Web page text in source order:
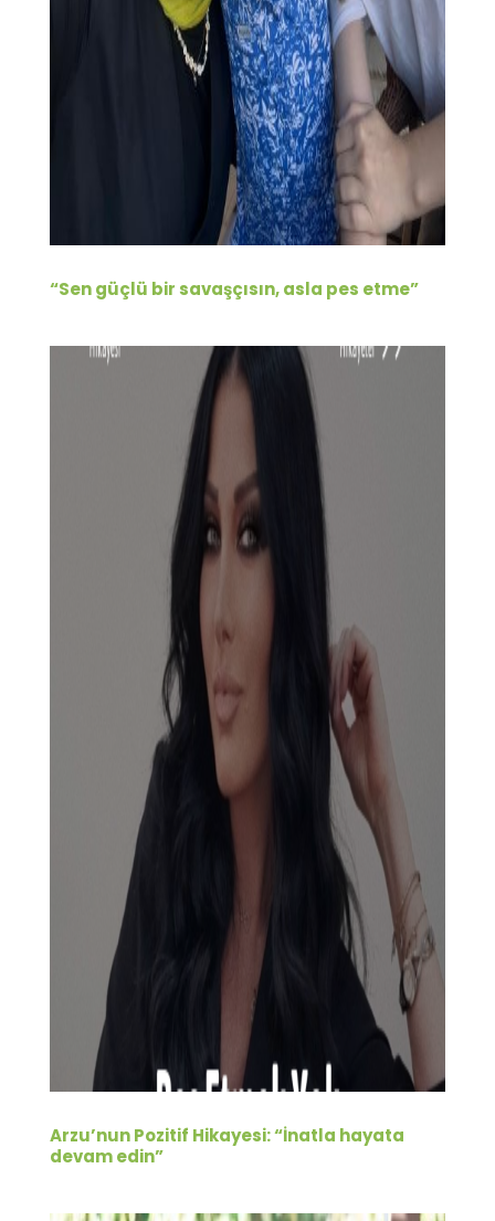
“Sen güçlü bir savaşçısın, asla pes etme”
Arzu’nun Pozitif Hikayesi: “İnatla hayata
devam edin”